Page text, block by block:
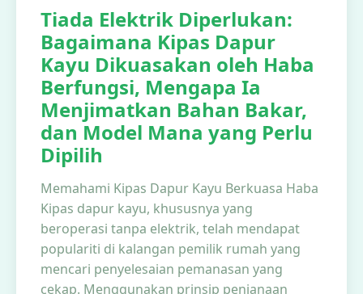
Tiada Elektrik Diperlukan:
Bagaimana Kipas Dapur
Kayu Dikuasakan oleh Haba
Berfungsi, Mengapa Ia
Menjimatkan Bahan Bakar,
dan Model Mana yang Perlu
Dipilih
Memahami Kipas Dapur Kayu Berkuasa Haba
Kipas dapur kayu, khususnya yang
beroperasi tanpa elektrik, telah mendapat
populariti di kalangan pemilik rumah yang
mencari penyelesaian pemanasan yang
cekap. Menggunakan prinsip penjanaan